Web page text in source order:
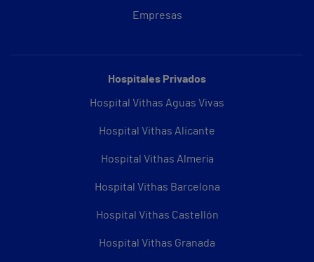
Empresas
Hospitales Privados
Hospital Vithas Aguas Vivas
Hospital Vithas Alicante
Hospital Vithas Almería
Hospital Vithas Barcelona
Hospital Vithas Castellón
Hospital Vithas Granada